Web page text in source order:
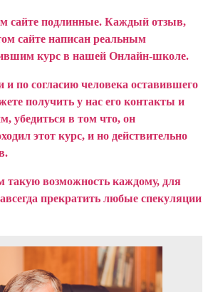
сайте подлинные. Каждый отзыв,
сайте написан реальным
курс в нашей Онлайн-школе.
и по согласию человека оставившего
получить у нас его контакты и
убедиться в том что, он
этот курс, и но действительно
такую возможность каждому, для
прекратить любые спекуляции